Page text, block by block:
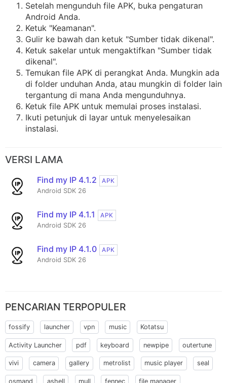
Setelah mengunduh file APK, buka pengaturan
Android Anda.
Ketuk "Keamanan".
Gulir ke bawah dan ketuk "Sumber tidak dikenal".
Ketuk sakelar untuk mengaktifkan "Sumber tidak
dikenal".
Temukan file APK di perangkat Anda. Mungkin ada
di folder unduhan Anda, atau mungkin di folder lain
tergantung di mana Anda mengunduhnya.
Ketuk file APK untuk memulai proses instalasi.
Ikuti petunjuk di layar untuk menyelesaikan
instalasi.
VERSI LAMA
Find my IP 4.1.2
APK
Android SDK 26
Find my IP 4.1.1
APK
Android SDK 26
Find my IP 4.1.0
APK
Android SDK 26
PENCARIAN TERPOPULER
fossify launcher vpn music Kotatsu
Activity Launcher pdf keyboard newpipe outertune
vivi camera gallery metrolist music player seal
osmand ashell mull fennec file manager